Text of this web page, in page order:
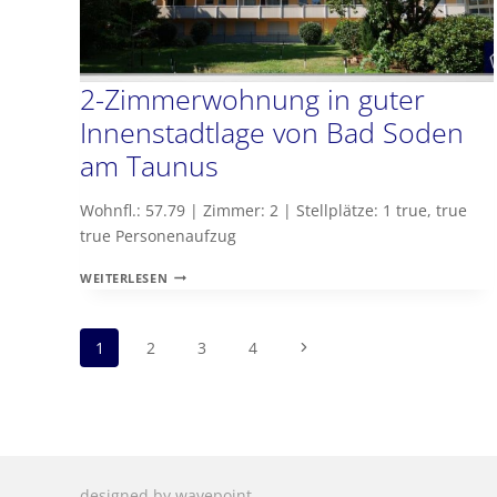
2-Zimmerwohnung in guter
Innenstadtlage von Bad Soden
am Taunus
Wohnfl.: 57.79 | Zimmer: 2 | Stellplätze: 1 true, true
true Personenaufzug
WEITERLESEN 2-
INNENSTADTLAGE
Seitennavigation
1 2 3 4
Nächste